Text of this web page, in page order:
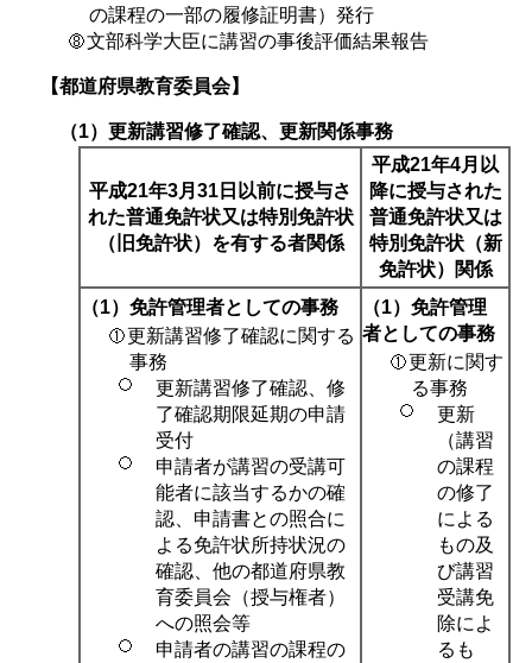
の課程の一部の履修証明書）発行
文部科学大臣に講習の事後評価結果報告
【都道府県教育委員会】
（1）更新講習修了確認、更新関係事務
平成21年3月31日以前に授与さ
れた普通免許状又は特別免許状
（旧免許状）を有する者関係
平成21年4月以
降に授与された
普通免許状又は
特別免許状（新
免許状）関係
（1）免許管理者としての事務
更新講習修了確認に関する
事務
更新講習修了確認、修
了確認期限延期の申請
受付
申請者が講習の受講可
能者に該当するかの確
認、申請書との照合に
よる免許状所持状況の
確認、他の都道府県教
育委員会（授与権者）
への照会等
申請者の講習の課程の
（1）免許管理
者としての事務
更新に関す
る事務
更新
（講習
の課程
の修了
による
もの及
び講習
受講免
除によ
るも